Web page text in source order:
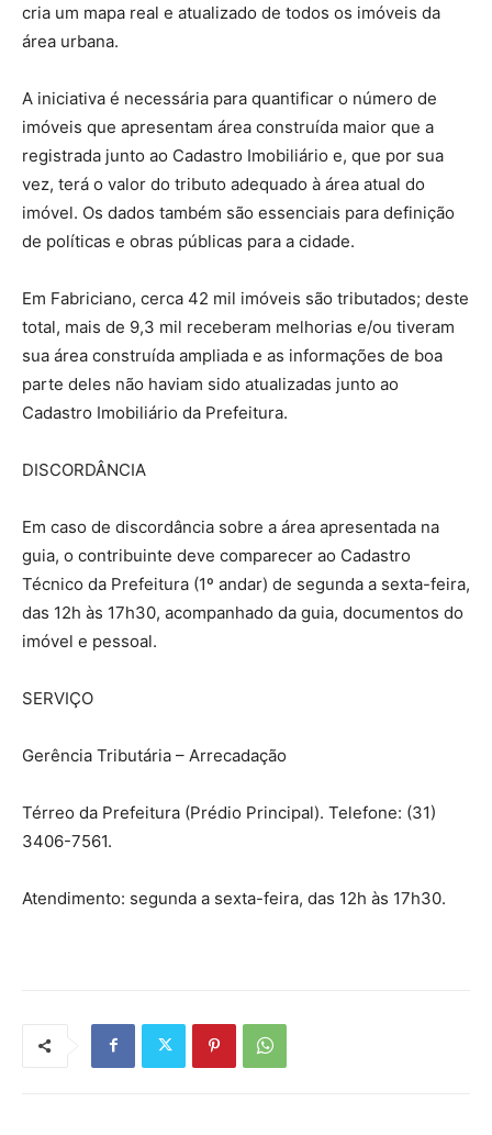
cria um mapa real e atualizado de todos os imóveis da
área urbana.
A iniciativa é necessária para quantificar o número de
imóveis que apresentam área construída maior que a
registrada junto ao Cadastro Imobiliário e, que por sua
vez, terá o valor do tributo adequado à área atual do
imóvel. Os dados também são essenciais para definição
de políticas e obras públicas para a cidade.
Em Fabriciano, cerca 42 mil imóveis são tributados; deste
total, mais de 9,3 mil receberam melhorias e/ou tiveram
sua área construída ampliada e as informações de boa
parte deles não haviam sido atualizadas junto ao
Cadastro Imobiliário da Prefeitura.
DISCORDÂNCIA
Em caso de discordância sobre a área apresentada na
guia, o contribuinte deve comparecer ao Cadastro
Técnico da Prefeitura (1º andar) de segunda a sexta-feira,
das 12h às 17h30, acompanhado da guia, documentos do
imóvel e pessoal.
SERVIÇO
Gerência Tributária – Arrecadação
Térreo da Prefeitura (Prédio Principal). Telefone: (31)
3406-7561.
Atendimento: segunda a sexta-feira, das 12h às 17h30.